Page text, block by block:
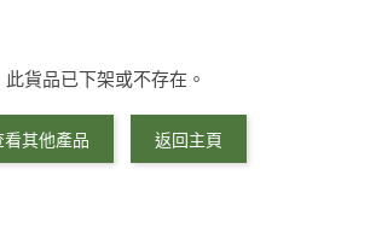
此貨品已下架或不存在。
看其他產品 返回主頁